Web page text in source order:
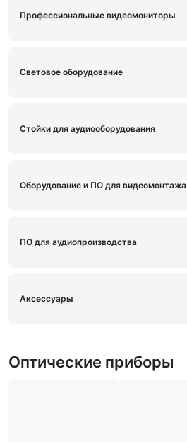
Профессиональные видеомониторы
Световое оборудование
Стойки для аудиооборудования
Оборудование и ПО для видеомонтажа
ПО для аудиопроизводства
Аксессуары
Оптические приборы